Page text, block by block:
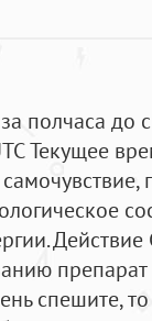
полчаса до
Текущее
спешите,